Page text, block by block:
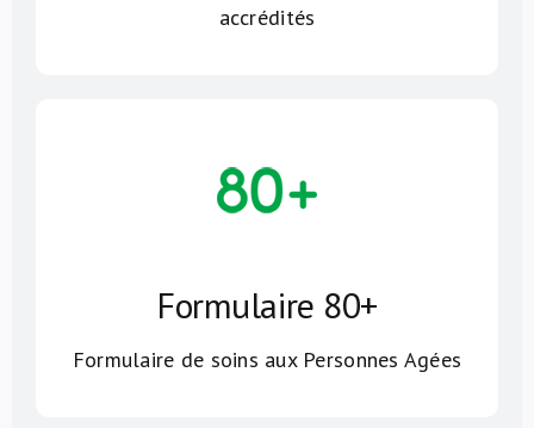
accrédités
Formulaire 80+
Formulaire de soins aux Personnes Agées